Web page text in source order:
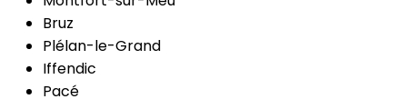
Bruz
Plélan-le-Grand
Iffendic
Pacé